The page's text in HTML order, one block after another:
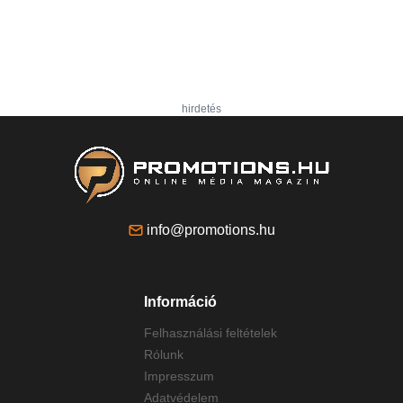
hirdetés
info@promotions.hu
Információ
Felhasználási feltételek
Rólunk
Impresszum
Adatvédelem